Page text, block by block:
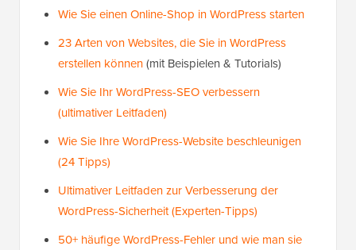
Wie Sie einen Online-Shop in WordPress starten
23 Arten von Websites, die Sie in WordPress
erstellen können(mit Beispielen & Tutorials)
Wie Sie Ihr WordPress-SEO verbessern
(ultimativer Leitfaden)
Wie Sie Ihre WordPress-Website beschleunigen
(24 Tipps)
Ultimativer Leitfaden zur Verbesserung der
WordPress-Sicherheit (Experten-Tipps)
50+ häufige WordPress-Fehler und wie man sie